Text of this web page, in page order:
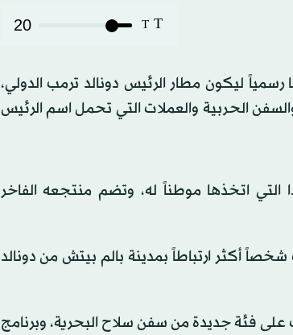
T
T
20
ليكون مطار الرئيس دونالد ترمب الدولي،
الحربية والعملات التي تحمل اسم الرئيس
اتخذها موطناً له، وتضم منتجعه الفاخر
أكثر ارتباطاً بمدينة بالم بيتش من دونالد
على فئة جديدة من سفن سلاح البحرية، وبرنامج